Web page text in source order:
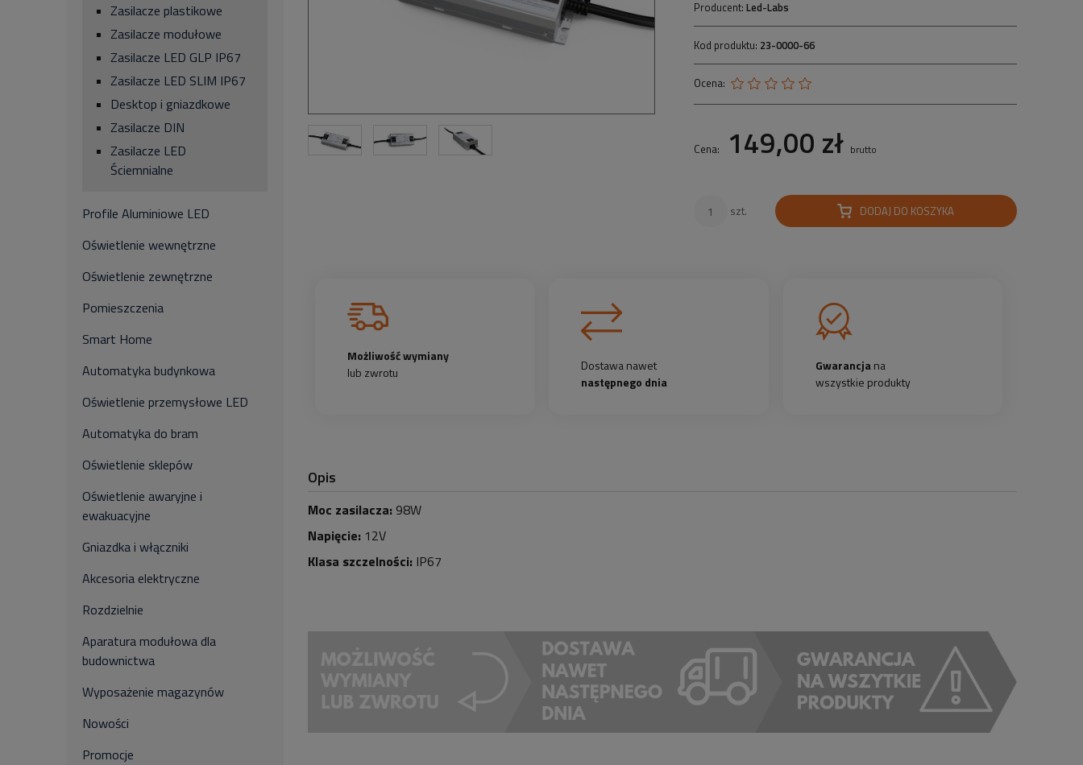
Zasilacze plastikowe
Zasilacze modułowe
Zasilacze LED GLP IP67
Zasilacze LED SLIM IP67
Desktop i gniazdkowe
Zasilacze DIN
Zasilacze LED
Ściemnialne
Profile Aluminiowe LED
Oświetlenie wewnętrzne
Oświetlenie zewnętrzne
Pomieszczenia
Smart Home
Automatyka budynkowa
Oświetlenie przemysłowe LED
Automatyka do bram
Oświetlenie sklepów
Oświetlenie awaryjne i
ewakuacyjne
Gniazdka i włączniki
Akcesoria elektryczne
Rozdzielnie
Aparatura modułowa dla
budownictwa
Wyposażenie magazynów
Nowości
Promocje
Producent:Led-Labs
Kod produktu: 23-0000-66
Ocena:
Cena: 149,00 zł brutto
szt. DODAJ DO KOSZYKA
Możliwość wymiany
lub zwrotu
Dostawa nawet
następnego dnia
Gwarancjana
wszystkie produkty
Opis
Moc zasilacza: 98W
Napięcie: 12V
Klasa szczelności: IP67